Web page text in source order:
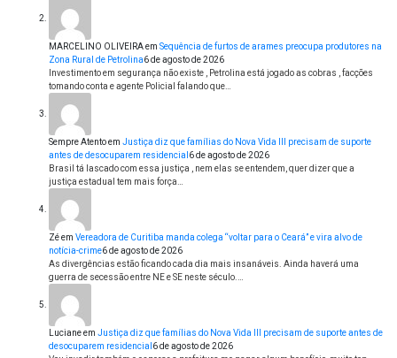
MARCELINO OLIVEIRAem Sequência de furtos de arames preocupa produtores na
Zona Rural de Petrolina6 de agosto de 2026
Investimento em segurança não existe , Petrolina está jogado as cobras , facções
tomando conta e agente Policial falando que…
Sempre Atentoem Justiça diz que famílias do Nova Vida III precisam de suporte
antes de desocuparem residencial 6 de agosto de 2026
Brasil tá lascado com essa justiça , nem elas se entendem, quer dizer que a
justiça estadual tem mais força…
Zéem Vereadora de Curitiba manda colega “voltar para o Ceará” e vira alvo de
notícia-crime6 de agosto de 2026
As divergências estão ficando cada dia mais insanáveis. Ainda haverá uma
guerra de secessão entre NE e SE neste século.…
Lucianeem Justiça diz que famílias do Nova Vida III precisam de suporte antes de
desocuparem residencial 6 de agosto de 2026